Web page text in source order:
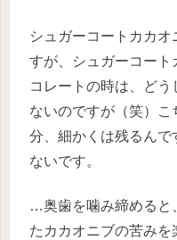
シュガーコートカカオ
すが、シュガーコート
コレートの時は、ど
ないのですが（笑）
分、細かくは残るんで
ないです。
…奥歯を噛み締めると
たカカオニブの苦みを